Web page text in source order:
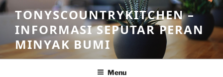
Skip
to
content
TONYSCOUNTRYKITCHEN –
INFORMASI SEPUTAR PERAN
MINYAK BUMI
Menu